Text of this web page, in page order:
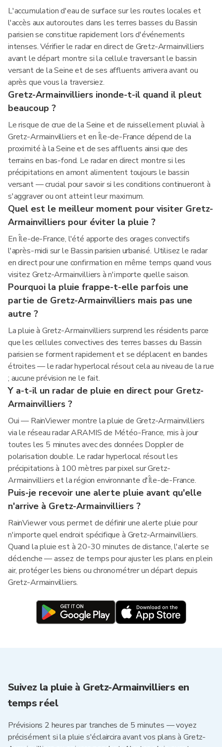
L'accumulation d'eau de surface sur les routes locales et
l'accès aux autoroutes dans les terres basses du Bassin
parisien se constitue rapidement lors d'événements
intenses. Vérifier le radar en direct de Gretz-Armainvilliers
avant le départ montre si la cellule traversant le bassin
versant de la Seine et de ses affluents arrivera avant ou
après que vous la traversiez.
Gretz-Armainvilliers inonde-t-il quand il pleut
beaucoup ?
Le risque de crue de la Seine et de ruissellement pluvial à
Gretz-Armainvilliers et en Île-de-France dépend de la
proximité à la Seine et de ses affluents ainsi que des
terrains en bas-fond. Le radar en direct montre si les
précipitations en amont alimentent toujours le bassin
versant — crucial pour savoir si les conditions continueront à
s'aggraver ou ont atteint leur maximum.
Quel est le meilleur moment pour visiter Gretz-
Armainvilliers pour éviter la pluie ?
En Île-de-France, l'été apporte des orages convectifs
l'après-midi sur le Bassin parisien urbanisé. Utilisez le radar
en direct pour une confirmation en même temps quand vous
visitez Gretz-Armainvilliers à n'importe quelle saison.
Pourquoi la pluie frappe-t-elle parfois une
partie de Gretz-Armainvilliers mais pas une
autre ?
La pluie à Gretz-Armainvilliers surprend les résidents parce
que les cellules convectives des terres basses du Bassin
parisien se forment rapidement et se déplacent en bandes
étroites — le radar hyperlocal résout cela au niveau de la rue
; aucune prévision ne le fait.
Y a-t-il un radar de pluie en direct pour Gretz-
Armainvilliers ?
Oui — RainViewer montre la pluie de Gretz-Armainvilliers
via le réseau radar ARAMIS de Météo-France, mis à jour
toutes les 5 minutes avec des données Doppler de
polarisation double. Le radar hyperlocal résout les
précipitations à 100 mètres par pixel sur Gretz-
Armainvilliers et la région environnante d'Île-de-France.
Puis-je recevoir une alerte pluie avant qu'elle
n'arrive à Gretz-Armainvilliers ?
RainViewer vous permet de définir une alerte pluie pour
n'importe quel endroit spécifique à Gretz-Armainvilliers.
Quand la pluie est à 20-30 minutes de distance, l'alerte se
déclenche — assez de temps pour ajuster les plans en plein
air, protéger les biens ou chronométrer un départ depuis
Gretz-Armainvilliers.
Suivez la pluie à Gretz-Armainvilliers en
temps réel
Prévisions 2 heures par tranches de 5 minutes — voyez
précisément si la pluie s'éclaircira avant vos plans à Gretz-